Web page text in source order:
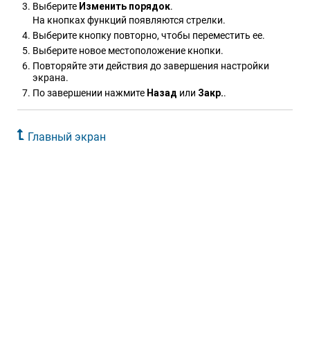
Выберите Изменить порядок.
На кнопках функций появляются стрелки.
Выберите кнопку повторно, чтобы переместить ее.
Выберите новое местоположение кнопки.
Повторяйте эти действия до завершения настройки
экрана.
По завершении нажмите На​зад или Закр..
Главный экран